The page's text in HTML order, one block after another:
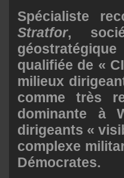
Spécialiste
Stratfor,
qualifiée de «
milieux
comme très
dominante à
dirigeants «
complexe
Démocrates.